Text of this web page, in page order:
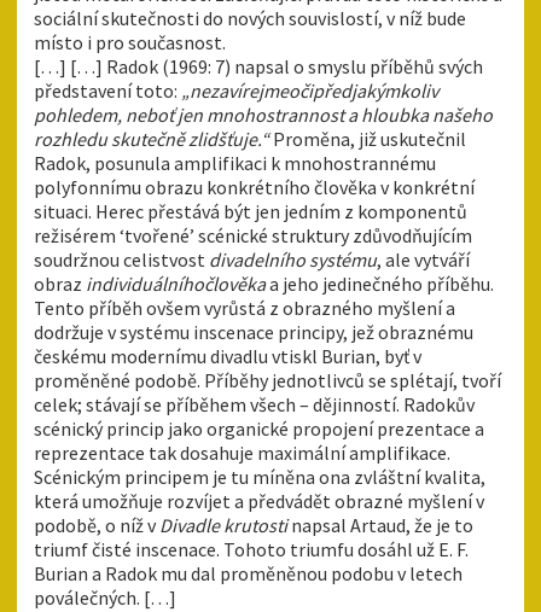
sociální skutečnosti do nových souvislostí, v níž bude
místo i pro současnost.
[…] […] Radok (1969: 7) napsal o smyslu příběhů svých
představení toto: „nezavírejmeočipředjakýmkoliv
pohledem, neboť jen mnohostrannost a hloubka našeho
rozhledu skutečně zlidšťuje.“Proměna, již uskutečnil
Radok, posunula amplifikaci k mnohostrannému
polyfonnímu obrazu konkrétního člověka v konkrétní
situaci. Herec přestává být jen jedním z komponentů
režisérem ‘tvořené’ scénické struktury zdůvodňujícím
soudržnou celistvost divadelního systému, ale vytváří
obraz individuálníhočlověkaa jeho jedinečného příběhu.
Tento příběh ovšem vyrůstá z obrazného myšlení a
dodržuje v systému inscenace principy, jež obraznému
českému modernímu divadlu vtiskl Burian, byť v
proměněné podobě. Příběhy jednotlivců se splétají, tvoří
celek; stávají se příběhem všech – dějinností. Radokův
scénický princip jako organické propojení prezentace a
reprezentace tak dosahuje maximální amplifikace.
Scénickým principem je tu míněna ona zvláštní kvalita,
která umožňuje rozvíjet a předvádět obrazné myšlení v
podobě, o níž vDivadle krutostinapsal Artaud, že je to
triumf čisté inscenace. Tohoto triumfu dosáhl už E. F.
Burian a Radok mu dal proměněnou podobu v letech
poválečných. […]